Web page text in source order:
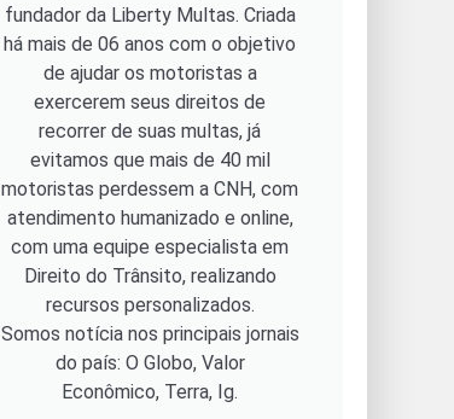
fundador da Liberty Multas. Criada
há mais de 06 anos com o objetivo
de ajudar os motoristas a
exercerem seus direitos de
recorrer de suas multas, já
evitamos que mais de 40 mil
motoristas perdessem a CNH, com
atendimento humanizado e online,
com uma equipe especialista em
Direito do Trânsito, realizando
recursos personalizados.
Somos notícia nos principais jornais
do país: O Globo, Valor
Econômico, Terra, Ig.